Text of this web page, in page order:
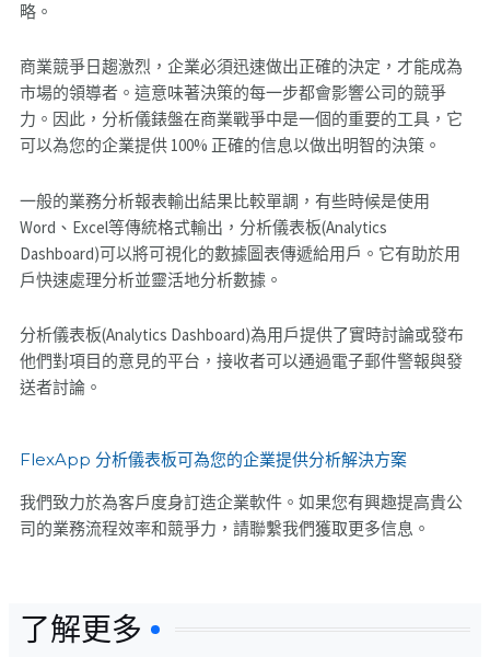
略。
商業競爭日趨激烈，企業必須迅速做出正確的決定，才能成為
市場的領導者。這意味著決策的每一步都會影響公司的競爭
力。因此，分析儀錶盤在商業戰爭中是一個的重要的工具，它
可以為您的企業提供 100% 正確的信息以做出明智的決策。
一般的業務分析報表輸出結果比較單調，有些時候是使用
Word、Excel等傳統格式輸出，分析儀表板(Analytics
Dashboard)可以將可視化的數據圖表傳遞給用戶。它有助於用
戶快速處理分析並靈活地分析數據。
分析儀表板(Analytics Dashboard)為用戶提供了實時討論或發布
他們對項目的意見的平台，接收者可以通過電子郵件警報與發
送者討論。
FlexApp 分析儀表板可為您的企業提供分析解決方案
我們致力於為客戶度身訂造企業軟件。如果您有興趣提高貴公
司的業務流程效率和競爭力，請聯繫我們獲取更多信息。
了解更多